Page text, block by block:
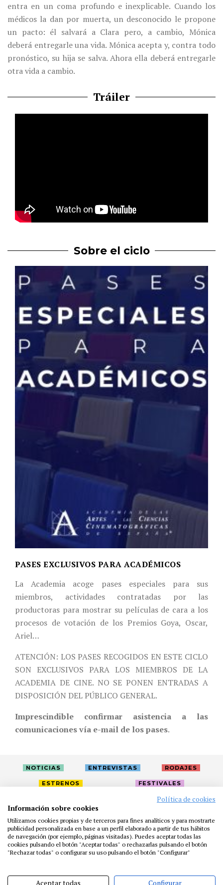
entra en un coma profundo e inexplicable. Cuando los
médicos la dan por muerta, un desconocido le propone
un pacto: él salvará a Clara pero, a cambio, Mónica
deberá entregarle una vida. Mónica acepta y, contra todo
pronóstico, su hija se salva. Ahora ella deberá entregarle
otra vida a cambio.
Tráiler
Sobre el ciclo
PASES EXCLUSIVOS PARA ACADÉMICOS
La Academia acoge pases especiales para sus
miembros, actividades contratadas por las
productoras para mostrar su películas de cara a los
procesos de votación de los Premios Goya, Oscar,
Ariel…
ATENCIÓN: LOS PASES RECOGIDOS EN ESTE CICLO
SON EXCLUSIVOS PARA LOS MIEMBROS DE LA
ACADEMIA DE CINE. NO SE PONEN ENTRADAS A
DISPOSICIÓN DEL PÚBLICO GENERAL.
Imprescindible confirmar asistencia a las
comunicaciones vía e-mail de los pases.
NOTICIAS ENTREVISTAS RODAJES
ESTRENOS FESTIVALES
PRENSA
FUNDACIÓN RESIDENCIAS
AYUDAS
BIBLIOTECA
PUBLICACIONES
CONTACTO
Política de cookies
Información sobre cookies
Utilizamos cookies propias y de terceros para fines analíticos y para mostrarte
publicidad personalizada en base a un perfil elaborado a partir de tus hábitos
de navegación (por ejemplo, páginas visitadas). Puedes aceptar todas las
cookies pulsando el botón "Aceptar todas" o rechazarlas pulsando el botón
"Rechazar todas" o configurar su uso pulsando el botón "Configurar"
Aceptar todas Configurar